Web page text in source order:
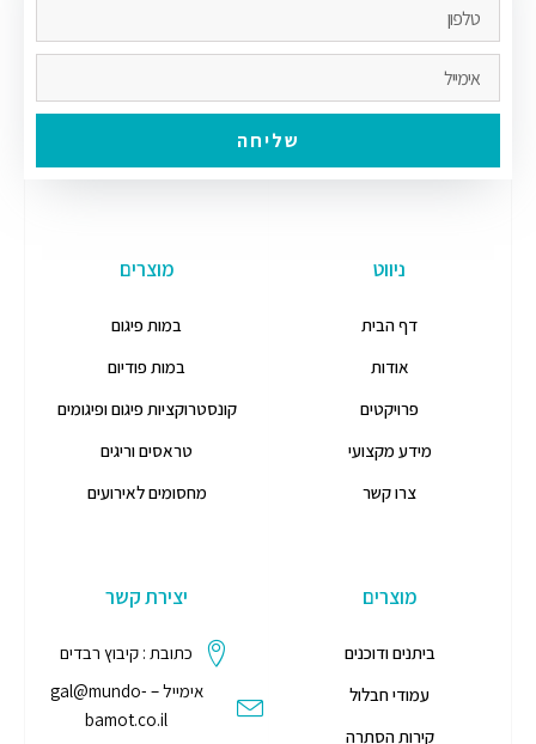
שליחה
ניווט
דף הבית
אודות
פרויקטים
מידע מקצועי
צרו קשר
מוצרים
במות פיגום
במות פודיום
קונסטרוקציות פיגום ופיגומים
טראסים וריגים
מחסומים לאירועים
מוצרים
ביתנים ודוכנים
עמודי חבלול
קירות הסתרה
יצירת קשר
כתובת : קיבוץ רבדים
אימייל – gal@mundo-
bamot.co.il